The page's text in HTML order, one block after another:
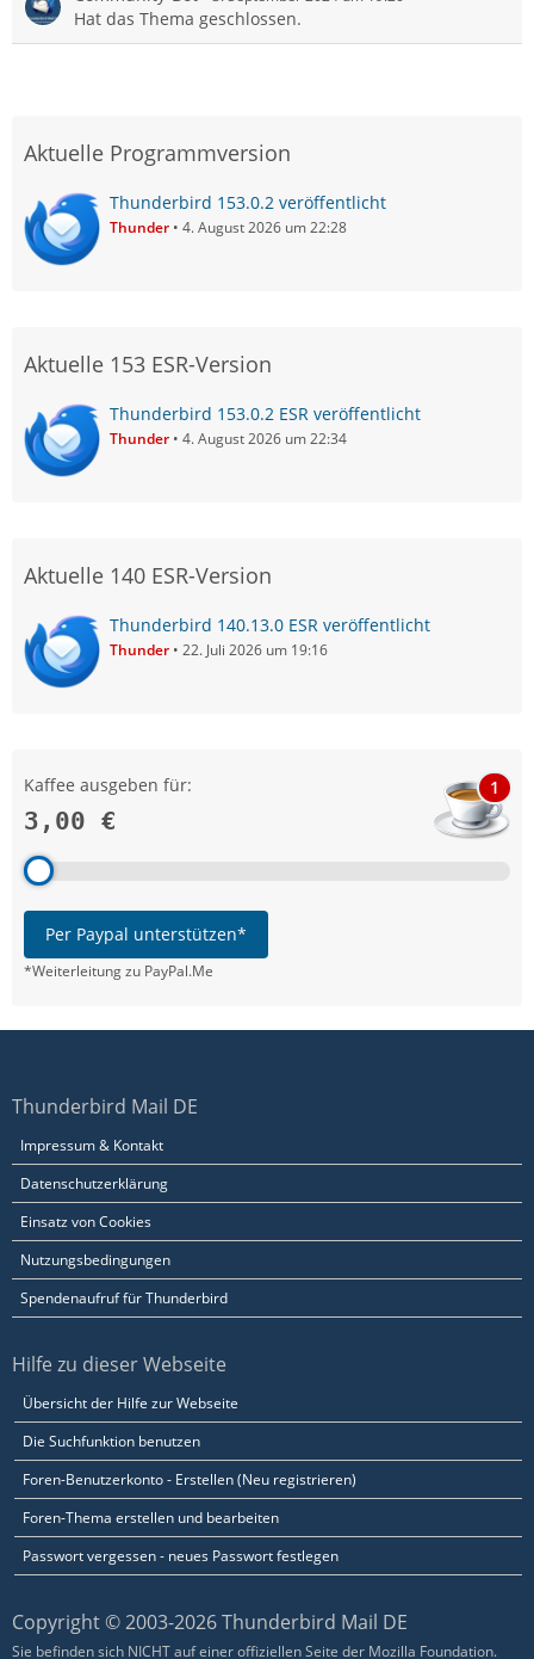
Hat das Thema geschlossen.
Aktuelle Programmversion
Thunderbird 153.0.2 veröffentlicht
Thunder 4. August 2026 um 22:28
Aktuelle 153 ESR-Version
Thunderbird 153.0.2 ESR veröffentlicht
Thunder 4. August 2026 um 22:34
Aktuelle 140 ESR-Version
Thunderbird 140.13.0 ESR veröffentlicht
Thunder 22. Juli 2026 um 19:16
Kaffee ausgeben für:
3,00 €
1
Per Paypal unterstützen*
*Weiterleitung zu PayPal.Me
Thunderbird Mail DE
Impressum & Kontakt
Datenschutzerklärung
Einsatz von Cookies
Nutzungsbedingungen
Spendenaufruf für Thunderbird
Hilfe zu dieser Webseite
Übersicht der Hilfe zur Webseite
Die Suchfunktion benutzen
Foren-Benutzerkonto - Erstellen (Neu registrieren)
Foren-Thema erstellen und bearbeiten
Passwort vergessen - neues Passwort festlegen
Copyright © 2003-2026 Thunderbird Mail DE
Sie befinden sich NICHT auf einer offiziellen Seite der Mozilla Foundation.